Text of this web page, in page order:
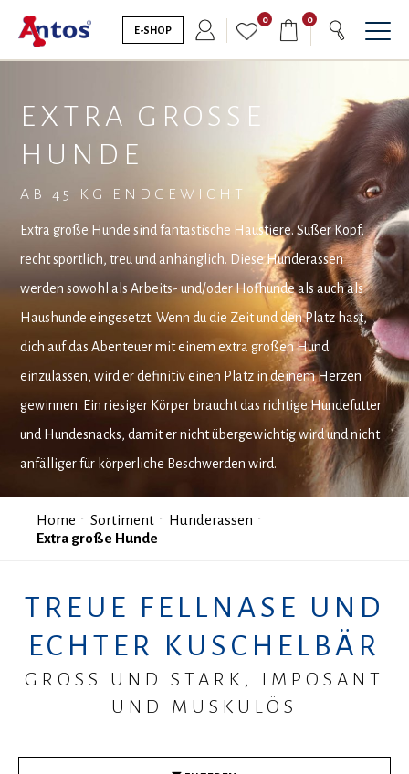
E-SHOP
0 0
EXTRA GROSSE H
UNDE
AB 45 KG ENDGEWICHT
Extra große Hunde sind fantastische Haustiere. Süßer Kopf,
recht sportlich, treu und anhänglich. Diese Hunderassen
werden sowohl als Arbeits- und/oder Hofhunde als auch als
Haushunde eingesetzt. Wenn du die Zeit und den Platz hast,
dich auf das Abenteuer mit einem extra großen Hund
einzulassen, wird er definitiv einen Platz in deinem Herzen
gewinnen. Ein riesiger Körper braucht das richtige Hundefutter
und Hundesnacks, damit er nicht übergewichtig wird und nicht
anfälliger für körperliche Beschwerden wird.
Home Sortiment
Hunderassen
Extra große Hunde
TREUE FELLNASE UND
ECHTER KUSCHELBÄR
GROSS UND STARK, IMPOSANT U
ND MUSKULÖS